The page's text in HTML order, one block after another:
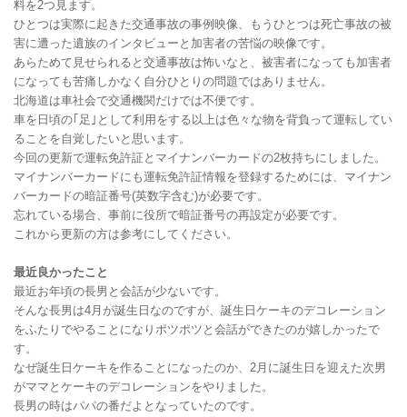
料を2つ見ます。
ひとつは実際に起きた交通事故の事例映像、もうひとつは死亡事故の被
害に遭った遺族のインタビューと加害者の苦悩の映像です。
あらためて見せられると交通事故は怖いなと、被害者になっても加害者
になっても苦痛しかなく自分ひとりの問題ではありません。
北海道は車社会で交通機関だけでは不便です。
車を日頃の｢足｣として利用をする以上は色々な物を背負って運転してい
ることを自覚したいと思います。
今回の更新で運転免許証とマイナンバーカードの2枚持ちにしました。
マイナンバーカードにも運転免許証情報を登録するためには、マイナン
バーカードの暗証番号(英数字含む)が必要です。
忘れている場合、事前に役所で暗証番号の再設定が必要です。
これから更新の方は参考にしてください。
最近良かったこと
最近お年頃の長男と会話が少ないです。
そんな長男は4月が誕生日なのですが、誕生日ケーキのデコレーション
をふたりでやることになりポツポツと会話ができたのが嬉しかったで
す。
なぜ誕生日ケーキを作ることになったのか、2月に誕生日を迎えた次男
がママとケーキのデコレーションをやりました。
長男の時はパパの番だよとなっていたのです。